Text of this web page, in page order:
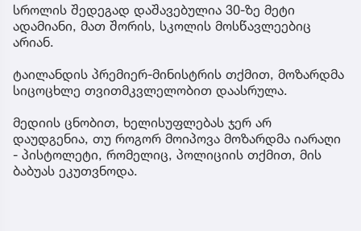
სროლის შედეგად დაშავებულია 30-ზე მეტი
ადამიანი, მათ შორის, სკოლის მოსწავლეებიც
არიან.
ტაილანდის პრემიერ-მინისტრის თქმით, მოზარდმა
სიცოცხლე თვითმკვლელობით დაასრულა.
მედიის ცნობით, ხელისუფლებას ჯერ არ
დაუდგენია, თუ როგორ მოიპოვა მოზარდმა იარაღი
- პისტოლეტი, რომელიც, პოლიციის თქმით, მის
ბაბუას ეკუთვნოდა.